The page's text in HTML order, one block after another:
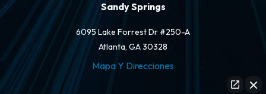
Sandy Springs
6095 Lake Forrest Dr #250-A
Atlanta, GA 30328
Mapa Y Direcciones